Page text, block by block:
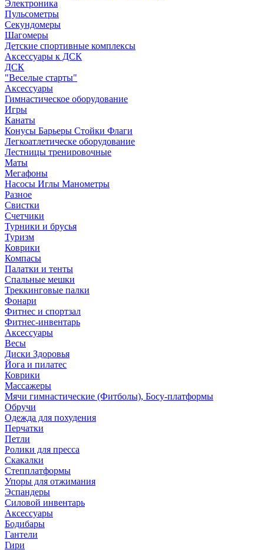
Электроника
Пульсометры
Секундомеры
Шагомеры
Детские спортивные комплексы
Аксессуары к ДСК
ДСК
"Веселые старты"
Аксессуары
Гимнастическое оборудование
Игры
Канаты
Конусы Барьеры Стойки Флаги
Легкоатлетическе оборудование
Лестницы тренировочные
Маты
Мегафоны
Насосы Иглы Манометры
Разное
Свистки
Счетчики
Турники и брусья
Туризм
Коврики
Компасы
Палатки и тенты
Спальные мешки
Треккинговые палки
Фонари
Фитнес и спортзал
Фитнес-инвентарь
Аксессуары
Весы
Диски Здоровья
Йога и пилатес
Коврики
Массажеры
Мячи гимнастические (Фитболы), Босу-платформы
Обручи
Одежда для похудения
Перчатки
Петли
Ролики для пресса
Скакалки
Степплатформы
Упоры для отжимания
Эспандеры
Силовой инвентарь
Аксессуары
Бодибары
Гантели
Гири